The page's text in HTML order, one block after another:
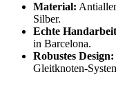
Material:
Silber.
Echte
in Barcelona.
Robustes Design:
Gleitknoten-